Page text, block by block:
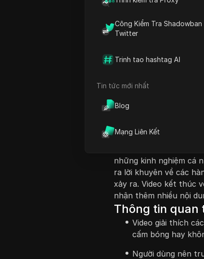
Công Kiểm Tra Shadowban
Twitter
Trinh tao hashtag AI
Tin tức mới nhất
Blog
Mạng Liên Kết
Trong video này, người
khoản Facebook của
hướng dẫn qua một
tài khoản Facebook
chuyên nghiệp của
những kinh nghiệm cá
ra lời khuyên về các
xảy ra. Video kết thúc
nhận thêm nhiều nội
Thông tin quan
Video giải thích
cấm bóng hay
Người dùng nên